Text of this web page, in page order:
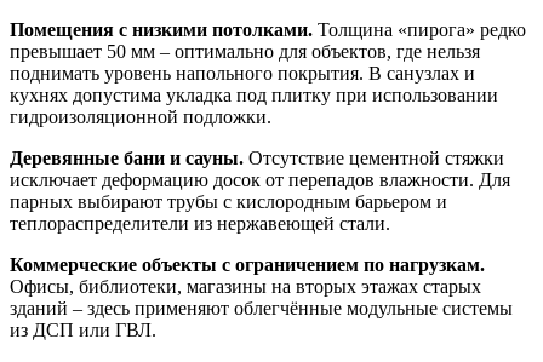
Помещения с низкими потолками. Толщина «пирога» редко
превышает 50 мм – оптимально для объектов, где нельзя
поднимать уровень напольного покрытия. В санузлах и
кухнях допустима укладка под плитку при использовании
гидроизоляционной подложки.
Деревянные бани и сауны. Отсутствие цементной стяжки
исключает деформацию досок от перепадов влажности. Для
парных выбирают трубы с кислородным барьером и
теплораспределители из нержавеющей стали.
Коммерческие объекты с ограничением по нагрузкам.
Офисы, библиотеки, магазины на вторых этажах старых
зданий – здесь применяют облегчённые модульные системы
из ДСП или ГВЛ.